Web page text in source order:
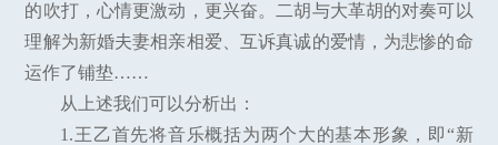
的吹打，心情更激动，更兴奋。二胡与大革胡的对奏可以
理解为新婚夫妻相亲相爱、互诉真诚的爱情，为悲惨的命
运作了铺垫……
从上述我们可以分析出：
1.王乙首先将音乐概括为两个大的基本形象，即“新